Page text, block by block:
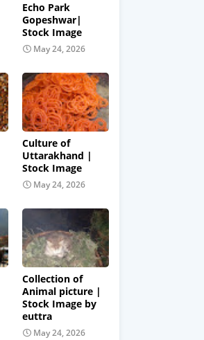
Echo Park
Gopeshwar|
Stock Image
May 24, 2026
Culture of
Uttarakhand |
Stock Image
May 24, 2026
Collection of
Animal picture |
Stock Image by
euttra
May 24, 2026